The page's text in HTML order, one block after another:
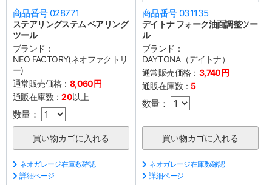
商品番号 028771
ステアリングステム ベアリング
ツール
ブランド：
NEO FACTORY(ネオファクトリ
ー)
通常販売価格： 8,060円
通販在庫数：20以上
数量：
ネオガレージ在庫数確認
詳細ページ
商品番号 031135
デイトナ フォーク油面調整ツー
ル
ブランド：
DAYTONA（デイトナ）
通常販売価格： 3,740円
通販在庫数： 5
数量：
ネオガレージ在庫数確認
詳細ページ